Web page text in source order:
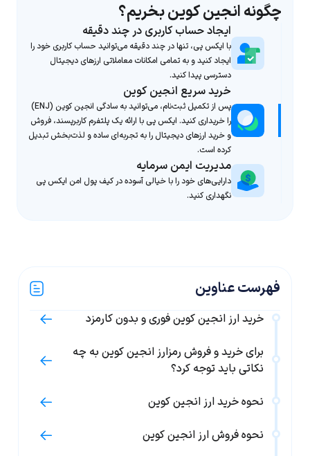
چگونه انجین کوین بخریم؟
ایجاد حساب کاربری در چند دقیقه
با ایکس پی، تنها در چند دقیقه می‌توانید حساب کاربری خود را
ایجاد کنید و به تمامی امکانات معاملاتی ارزهای دیجیتال
دسترسی پیدا کنید.
خرید سریع انجین کوین
پس از تکمیل ثبت‌نام، می‌توانید به سادگی انجین کوین (ENJ)
را خریداری کنید. ایکس پی با ارائه یک پلتفرم کاربرپسند، فروش
و خرید ارزهای دیجیتال را به تجربه‌ای ساده و لذت‌بخش تبدیل
کرده است.
مدیریت ایمن سرمایه
دارایی‌های خود را با خیالی آسوده در کیف پول امن ایکس پی
نگهداری کنید.
فهرست عناوین
خرید ارز انجین کوین فوری و بدون کارمزد
برای خرید و فروش رمزارز انجین کوین به چه
نکاتی باید توجه کرد؟
نحوه خرید ارز انجین کوین
نحوه فروش ارز انجین کوین